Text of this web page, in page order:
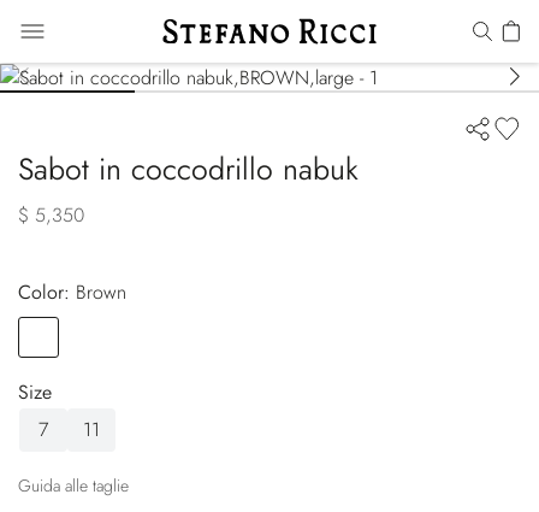
Sabot in coccodrillo nabuk
$ 5,350
Color:
brown
Size
7
11
Guida alle taglie